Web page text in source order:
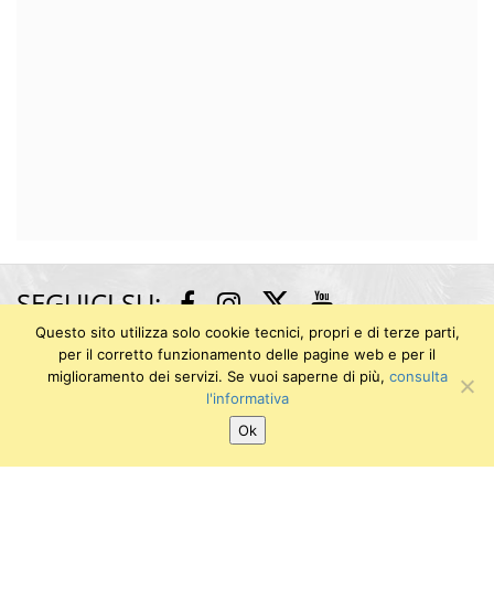
SEGUICI SU: Facebook
Instagram
TwitterYoutube
Museo degli Strumenti di Fisica
Via dei Macelli 2B / Via Nicola Pisano 25 (Largo Padre
Renzo Spadoni) (area dei Vecchi Macelli)
56126 PISA
Questo sito utilizza solo cookie tecnici, propri e di terze parti,
per il corretto funzionamento delle pagine web e per il
miglioramento dei servizi. Se vuoi saperne di più, consulta
l'informativa
Ok